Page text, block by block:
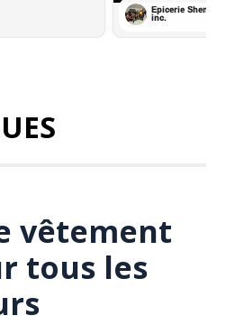
vêtement
tous les